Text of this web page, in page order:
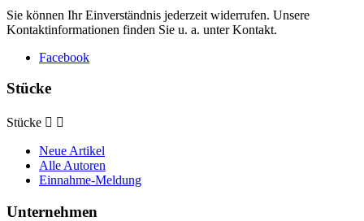
Sie können Ihr Einverständnis jederzeit widerrufen. Unsere
Kontaktinformationen finden Sie u. a. unter Kontakt.
Facebook
Stücke
Stücke  
Neue Artikel
Alle Autoren
Einnahme-Meldung
Unternehmen